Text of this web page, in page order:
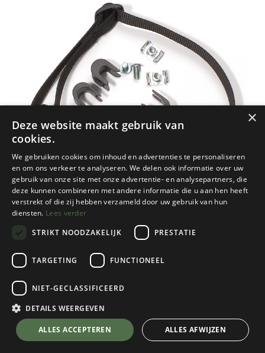
Ortlieb
2 Ql1-Hooks With Adjustable Strap. 16
mm
Black
💬 Stel je vraag over dit product via WhatsApp
×
Deze website maakt gebruik van
cookies.
We gebruiken cookies om inhoud en advertenties te personaliseren
en om ons verkeer te analyseren. We delen ook informatie over uw
gebruik van onze site met onze advertentie- en analysepartners, die
deze kunnen combineren met andere informatie die u aan hen heeft
verstrekt of die zij hebben verzameld door uw gebruik van hun
diensten. Lees verder
STRIKT NOODZAKELIJK
PRESTATIE
TARGETING FUNCTIONEEL
NIET-GECLASSIFICEERD
DETAILS WEERGEVEN
ALLES ACCEPTEREN ALLES AFWIJZEN